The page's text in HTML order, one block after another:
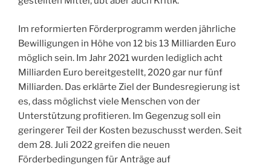
Im reformierten Förderprogramm werden jährliche
Bewilligungen in Höhe von 12 bis 13 Milliarden Euro
möglich sein. Im Jahr 2021 wurden lediglich acht
Milliarden Euro bereitgestellt, 2020 gar nur fünf
Milliarden. Das erklärte Ziel der Bundesregierung ist
es, dass möglichst viele Menschen von der
Unterstützung profitieren. Im Gegenzug soll ein
geringerer Teil der Kosten bezuschusst werden. Seit
dem 28. Juli 2022 greifen die neuen
Förderbedingungen für Anträge auf